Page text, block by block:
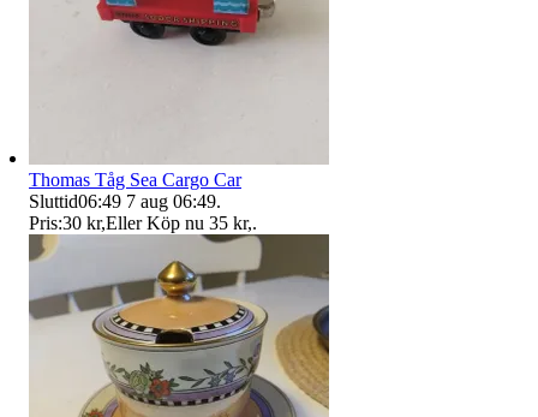
Thomas Tåg Sea Cargo Car
Sluttid06:49 7 aug 06:49.
Pris:30 kr,Eller Köp nu 35 kr,.